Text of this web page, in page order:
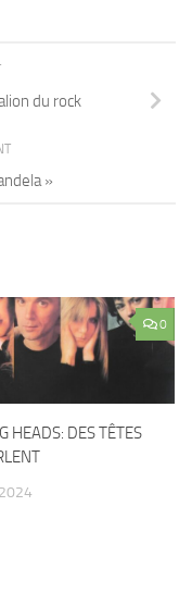
du rock
»
0
HEADS: DES TÊTES